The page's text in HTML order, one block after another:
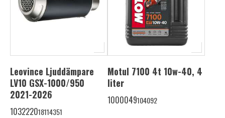
Leovince Ljuddämpare
LV10 GSX-1000/950
2021-2026
103222018114351
Motul 7100 4t 10w-40, 4
liter
1000049104092